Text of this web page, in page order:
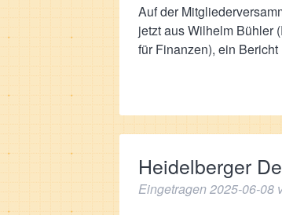
Auf der
jetzt aus Wilhelm Bühler
für Finanzen), ein
Heidelberger
Eingetragen2025-06-08